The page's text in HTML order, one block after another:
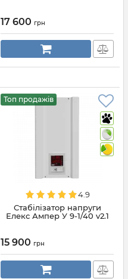
17 600 грн
Топ продажів
4.9
Стабілізатор напруги
Елекс Ампер У 9-1/40 v2.1
15 900 грн